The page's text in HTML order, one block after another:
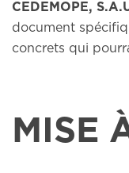
CEDEMOPE,
document
concrets qui
MISE